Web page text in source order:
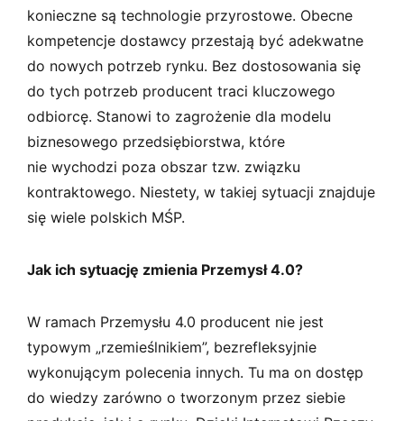
konieczne są technologie przyrostowe. Obecne
kompetencje dostawcy przestają być adekwatne
do nowych potrzeb rynku. Bez dostosowania się
do tych potrzeb producent traci kluczowego
odbiorcę. Stanowi to zagrożenie dla modelu
biznesowego przedsiębiorstwa, które
nie wychodzi poza obszar tzw. związku
kontraktowego. Niestety, w takiej sytuacji znajduje
się wiele polskich MŚP.
Jak ich sytuację zmienia Przemysł 4.0?
W ramach Przemysłu 4.0 producent nie jest
typowym „rzemieślnikiem”, bezrefleksyjnie
wykonującym polecenia innych. Tu ma on dostęp
do wiedzy zarówno o tworzonym przez siebie